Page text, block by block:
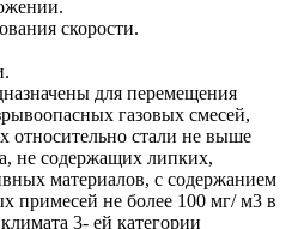
скорости.
для перемещения
газовых смесей,
относительно стали не выше
не содержащих липких,
материалов, с содержанием
примесей не более 100 мг/ м3 в
3- ей категории